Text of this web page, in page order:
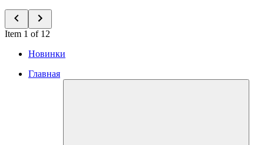
Item 1 of 12
Новинки
Главная